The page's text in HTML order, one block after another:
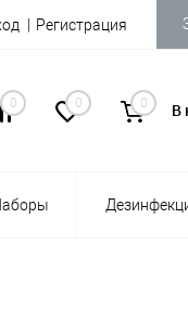
Регистрация
0 0 0 В